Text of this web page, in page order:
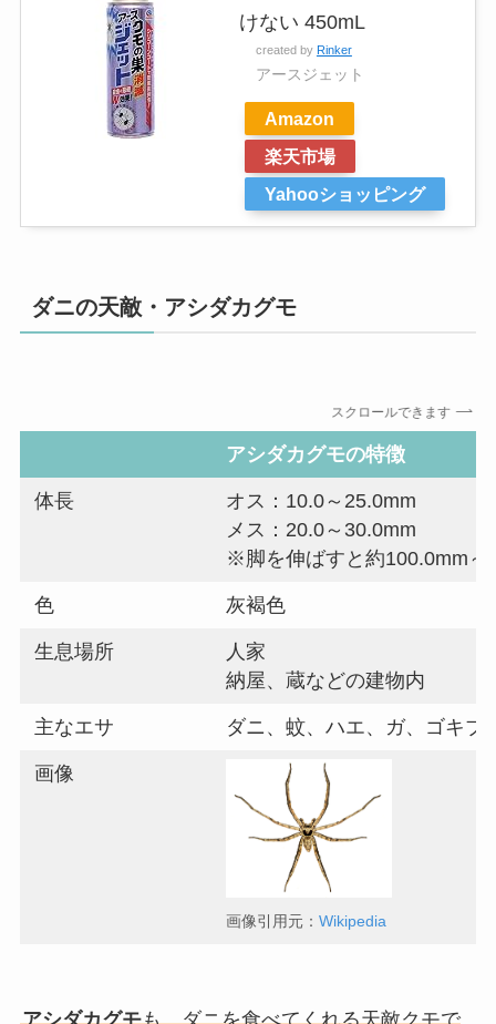
けない 450mL
created by Rinker
アースジェット
Amazon
楽天市場
Yahooショッピング
ダニの天敵・アシダカグモ
スクロールできます
アシダカグモの特徴
体長
オス：10.0～25.0mm
メス：20.0～30.0mm
※脚を伸ばすと約100.0mm～
色 灰褐色
生息場所
人家
納屋、蔵などの建物内
主なエサ ダニ、蚊、ハエ、ガ、ゴキブ
画像
画像引用元：Wikipedia
アシダカグモも、ダニを食べてくれる天敵クモで